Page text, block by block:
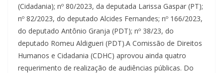
(Cidadania); nº 80/2023, da deputada Larissa Gaspar (PT);
nº 82/2023, do deputado Alcides Fernandes; nº 166/2023,
do deputado Antônio Granja (PDT); nº 38/23, do
deputado Romeu Aldigueri (PDT).A Comissão de Direitos
Humanos e Cidadania (CDHC) aprovou ainda quatro
requerimento de realização de audiências públicas. Do